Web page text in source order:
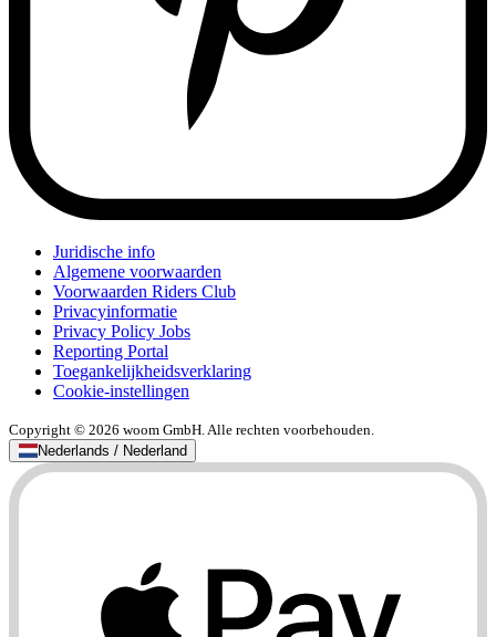
Juridische info
Algemene voorwaarden
Voorwaarden Riders Club
Privacyinformatie
Privacy Policy Jobs
Reporting Portal
Toegankelijkheidsverklaring
Cookie-instellingen
Copyright © 2026 woom GmbH. Alle rechten voorbehouden.
Nederlands / Nederland